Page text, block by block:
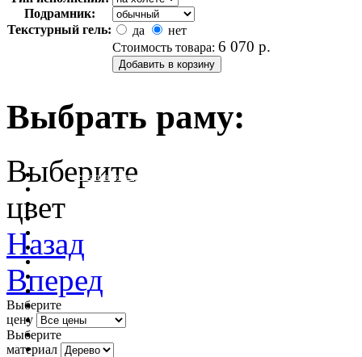
Подрамник:
Текстурный гель:
да
нет
Стоимость товара: 6 070 р.
Выбрать раму:
очистить фильтр цвета
Выберите
цвет
Назад
Вперед
Выберите
цену
Выберите
материал